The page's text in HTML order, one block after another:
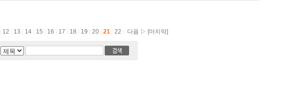
12 13 14 15 16 17 18 19 20 21 22 다음 ▷ [마지막]